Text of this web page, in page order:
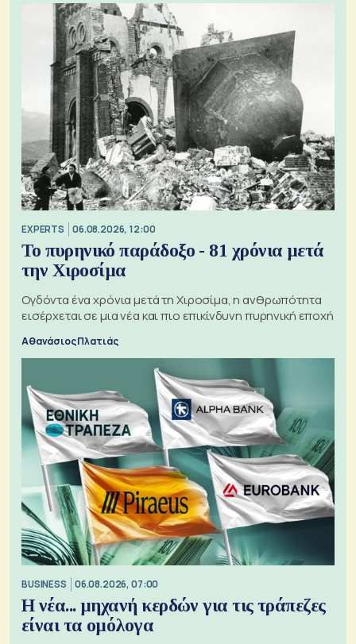
EXPERTS 06.08.2026, 12:00
Το πυρηνικό παράδοξο - 81 χρόνια μετά
την Χιροσίμα
Ογδόντα ένα χρόνια μετά τη Χιροσίμα, η ανθρωπότητα
εισέρχεται σε μια νέα και πιο επικίνδυνη πυρηνική εποχή
Αθανάσιος Πλατιάς
BUSINESS 06.08.2026, 07:00
Η νέα... μηχανή κερδών για τις τράπεζες
είναι τα ομόλογα